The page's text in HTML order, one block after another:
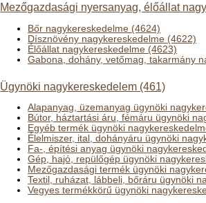
Mezőgazdasági nyersanyag, élőállat
Bőr nagykereskedelme (4624)
Dísznövény nagykereskedelme (4622)
Élőállat nagykereskedelme (4623)
Gabona, dohány, vetőmag, takarmány
Ügynöki nagykereskedelem (461)
Alapanyag, üzemanyag ügynöki
Bútor, háztartási áru, fémáru ügynöki
Egyéb termék ügynöki
Élelmiszer, ital, dohányáru ügynöki
Fa-, építési anyag ügynöki
Gép, hajó, repülőgép ügynöki
Mezőgazdasági termék ügynöki
Textil, ruházat, lábbeli, bőráru ügynöki
Vegyes termékkörű ügynöki